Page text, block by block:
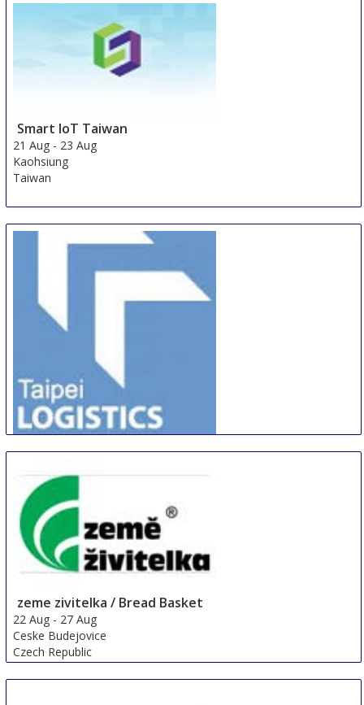
Smart IoT Taiwan
21 Aug - 23 Aug
Kaohsiung
Taiwan
Taipei area
Taiwan
zeme zivitelka / Bread Basket
22 Aug - 27 Aug
Ceske Budejovice
Czech Republic